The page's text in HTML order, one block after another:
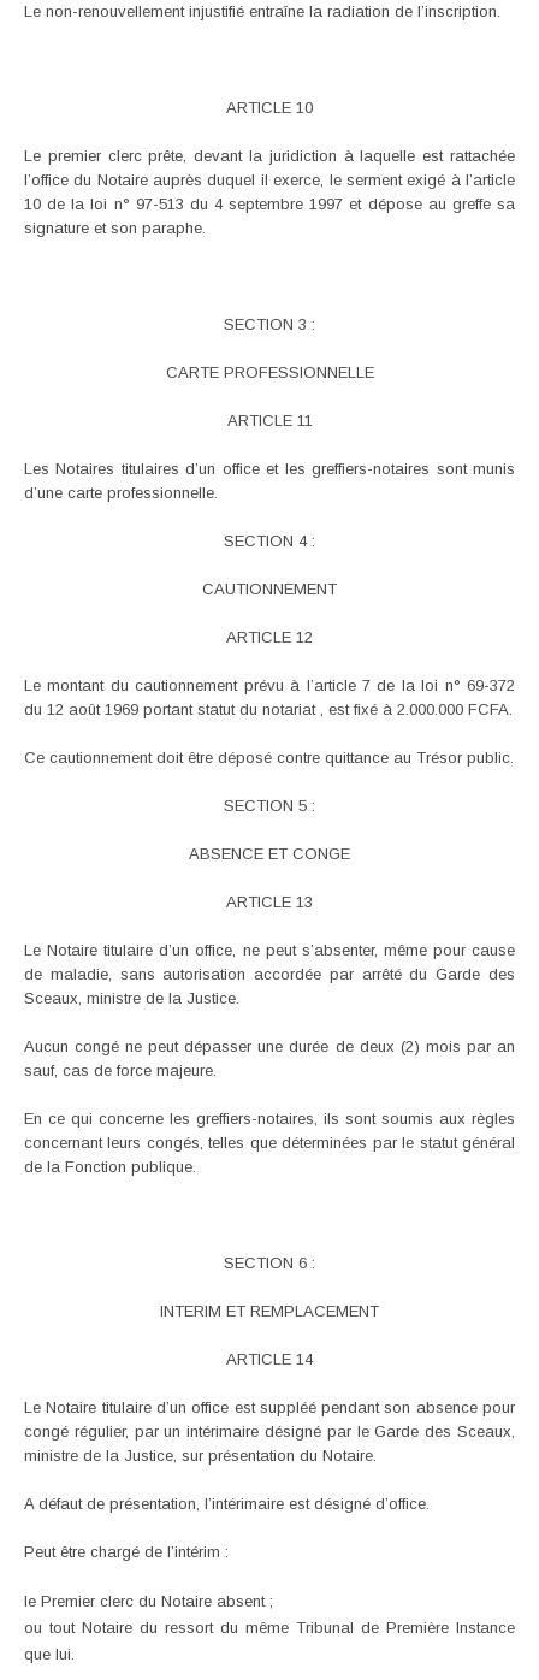
Le non-renouvellement injustifié entraîne la radiation de l’inscription.
ARTICLE 10
Le premier clerc prête, devant la juridiction à laquelle est rattachée
l’office du Notaire auprès duquel il exerce, le serment exigé à l’article
10 de la loi n° 97-513 du 4 septembre 1997 et dépose au greffe sa
signature et son paraphe.
SECTION 3 :
CARTE PROFESSIONNELLE
ARTICLE 11
Les Notaires titulaires d’un office et les greffiers-notaires sont munis
d’une carte professionnelle.
SECTION 4 :
CAUTIONNEMENT
ARTICLE 12
Le montant du cautionnement prévu à l’article 7 de la loi n° 69-372
du 12 août 1969 portant statut du notariat , est fixé à 2.000.000 FCFA.
Ce cautionnement doit être déposé contre quittance au Trésor public.
SECTION 5 :
ABSENCE ET CONGE
ARTICLE 13
Le Notaire titulaire d’un office, ne peut s’absenter, même pour cause
de maladie, sans autorisation accordée par arrêté du Garde des
Sceaux, ministre de la Justice.
Aucun congé ne peut dépasser une durée de deux (2) mois par an
sauf, cas de force majeure.
En ce qui concerne les greffiers-notaires, ils sont soumis aux règles
concernant leurs congés, telles que déterminées par le statut général
de la Fonction publique.
SECTION 6 :
INTERIM ET REMPLACEMENT
ARTICLE 14
Le Notaire titulaire d’un office est suppléé pendant son absence pour
congé régulier, par un intérimaire désigné par le Garde des Sceaux,
ministre de la Justice, sur présentation du Notaire.
A défaut de présentation, l’intérimaire est désigné d’office.
Peut être chargé de l’intérim :
le Premier clerc du Notaire absent ;
ou tout Notaire du ressort du même Tribunal de Première Instance
que lui.